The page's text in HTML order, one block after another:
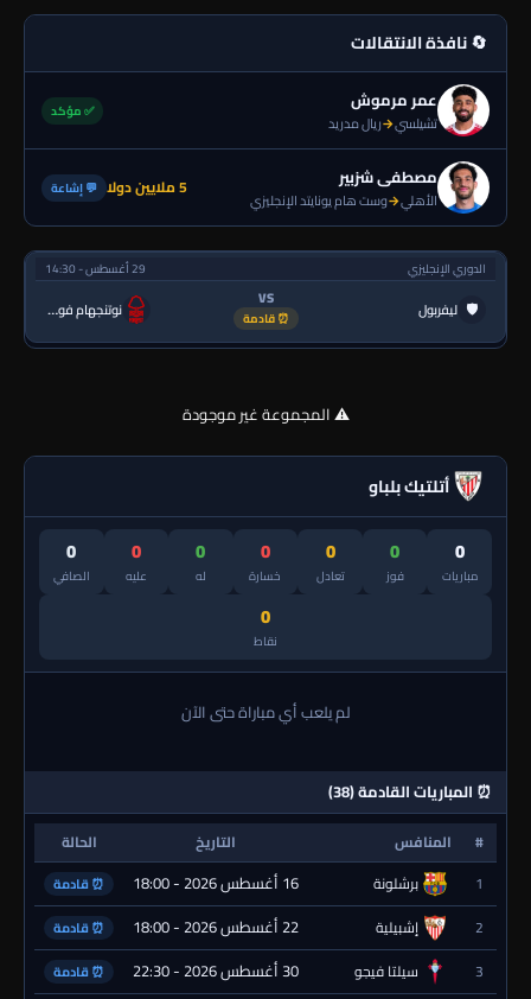
🔄 نافذة الانتقالات
عمر مرموش
تشيلسي→ريال مدريد
✅ مؤكد
مصطفى شزبير
الأهلي→وست هام يونايتد الإنجليزي 5 ملايين دولا 💬 إشاعة
الدوري الإنجليزي 29 أغسطس - 14:30
🛡 ليفربول VS
⏰ قادمة نوتنجهام فورست
⚠️ المجموعة غير موجودة
أتلتيك بلباو
0
مباريات
0
فوز
0
تعادل
0
خسارة
0
له
0
عليه
0
الصافي
0
نقاط
لم يلعب أي مباراة حتى الآن
⏰ المباريات القادمة (38)
# المنافس التاريخ
الحالة
1
برشلونة 16 أغسطس 2026 - 18:00 ⏰ قادمة
2 إشبيلية 22 أغسطس 2026 - 18:00 ⏰ قادمة
3 سيلتا فيجو 30 أغسطس 2026 - 22:30 ⏰ قادمة